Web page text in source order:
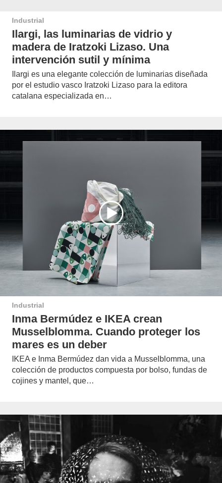
Industrial
Ilargi, las luminarias de vidrio y
madera de Iratzoki Lizaso. Una
intervención sutil y mínima
Ilargi es una elegante colección de luminarias diseñada
por el estudio vasco Iratzoki Lizaso para la editora
catalana especializada en…
Industrial
Inma Bermúdez e IKEA crean
Musselblomma. Cuando proteger los
mares es un deber
IKEA e Inma Bermúdez dan vida a Musselblomma, una
colección de productos compuesta por bolso, fundas de
cojines y mantel, que…